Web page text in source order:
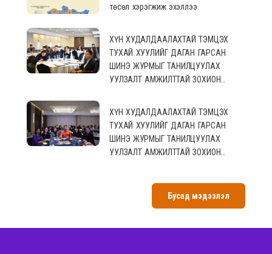
төсөл хэрэгжиж эхэллээ
ХҮН ХУДАЛДААЛАХТАЙ ТЭМЦЭХ
ТУХАЙ ХУУЛИЙГ ДАГАН ГАРСАН
ШИНЭ ЖУРМЫГ ТАНИЛЦУУЛАХ
УУЛЗАЛТ АМЖИЛТТАЙ ЗОХИОН
ХҮН ХУДАЛДААЛАХТАЙ ТЭМЦЭХ
ТУХАЙ ХУУЛИЙГ ДАГАН ГАРСАН
ШИНЭ ЖУРМЫГ ТАНИЛЦУУЛАХ
УУЛЗАЛТ АМЖИЛТТАЙ ЗОХИОН
Бусад мэдээлэл